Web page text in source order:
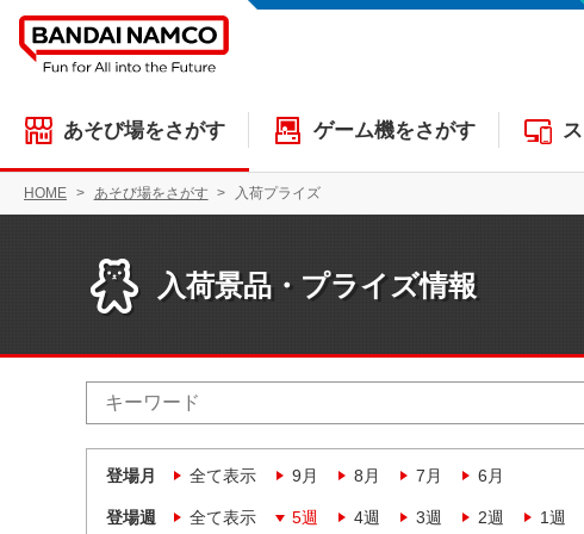
あそび場をさがす ゲーム機をさがす
HOME あそび場をさがす 入荷プライズ
入荷景品・プライズ情報
登場月 全て表示 9月 8月 7月 6月
登場週 全て表示 5週 4週 3週 2週 1週